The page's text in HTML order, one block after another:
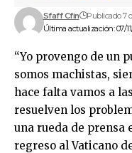
Última actualización: 07/
Sfaff Cfin Publicado 7
“Yo provengo de un
somos machistas,
hace falta vamos a
resuelven los
una rueda de prensa
regreso al Vaticano